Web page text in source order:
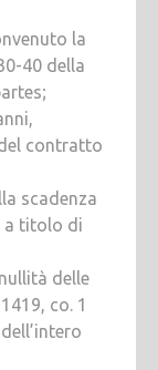
la
40 della
contratto
scadenza
a titolo di
delle
co. 1